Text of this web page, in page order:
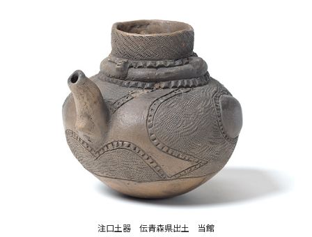
注口土器 伝青森県出土 当館